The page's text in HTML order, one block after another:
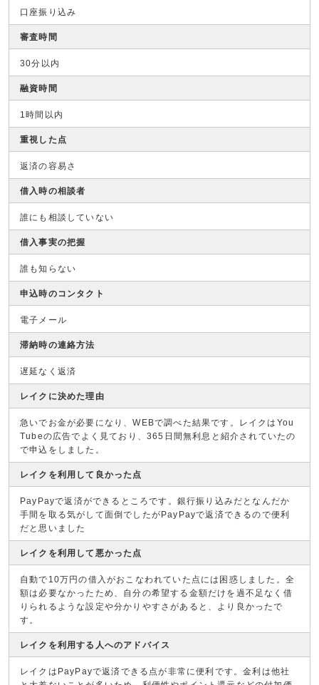
口座振り込み
審査時間
30分以内
融資時間
1時間以内
重視した点
返済の容易さ
借入時の相談者
誰にも相談していない
借入事実の把握
誰も知らない
申込時のコンタクト
電子メール
滞納時の連絡方法
遅延なく返済
レイクに決めた理由
急いでお金が必要になり、WEBで調べた結果です。レイクはYou
Tubeの広告でよく見ており、365日間無利息と紹介されていたの
で申込をしました。
レイクを利用して良かった点
PayPayで返済ができるところです。銀行振り込みだとなんだか
手間を取る気がして面倒でしたがPayPayで返済できるので便利
だと思いました
レイクを利用して悪かった点
自動で10万円の借入がおこなわれていた点には困惑しました。全
額は必要なかったため、自分の希望する金額だけを過不足なく借
りられるような設定や分かりやすさがあると、より良かったで
す。
レイクを利用する人へのアドバイス
レイクはPayPayで返済できる点が非常に便利です。金利は他社